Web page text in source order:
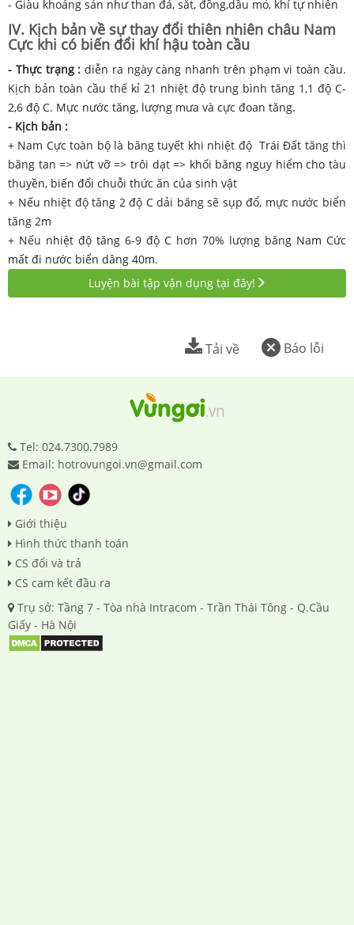
- Giàu khoáng sản như than đá, sắt, đồng,dầu mỏ, khí tự nhiên
IV. Kịch bản về sự thay đổi thiên nhiên châu Nam
Cực khi có biến đổi khí hậu toàn cầu
- Thực trạng : diễn ra ngày càng nhanh trên phạm vi toàn cầu.
Kịch bản toàn cầu thế kỉ 21 nhiệt độ trung bình tăng 1,1 độ C-
2,6 độ C. Mực nước tăng, lượng mưa và cực đoan tăng.
- Kịch bản :
+ Nam Cực toàn bộ là băng tuyết khi nhiệt độ Trái Đất tăng thì
băng tan => nứt vỡ => trôi dạt => khối băng nguy hiểm cho tàu
thuyền, biến đổi chuỗi thức ăn của sinh vật
+ Nếu nhiệt độ tăng 2 độ C dải băng sẽ sụp đổ, mực nước biển
tăng 2m
+ Nếu nhiệt độ tăng 6-9 độ C hơn 70% lượng băng Nam Cức
mất đi nước biển dâng 40m.
Luyện bài tập vận dụng tại đây!
Báo lỗi
Tải về
Tel: 024.7300.7989
Email: hotrovungoi.vn@gmail.com
Giới thiệu
Hình thức thanh toán
CS đổi và trả
CS cam kết đầu ra
Trụ sở: Tầng 7 - Tòa nhà Intracom - Trần Thái Tông - Q.Cầu
Giấy - Hà Nội